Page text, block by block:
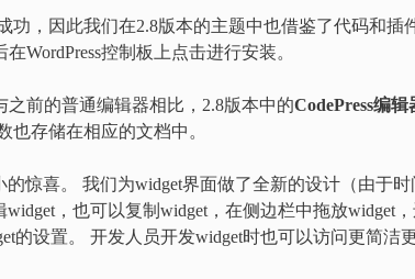
功，因此我们在2.8版本的主题中也借鉴了代码和插
WordPress控制板上点击进行安装。
前的普通编辑器相比，2.8版本中的CodePress编辑
也存储在相应的文档中。
惊喜。 我们为widget界面做了全新的设计（由于时
，也可以复制widget，在侧边栏中拖放widget
的设置。 开发人员开发widget时也可以访问更简洁